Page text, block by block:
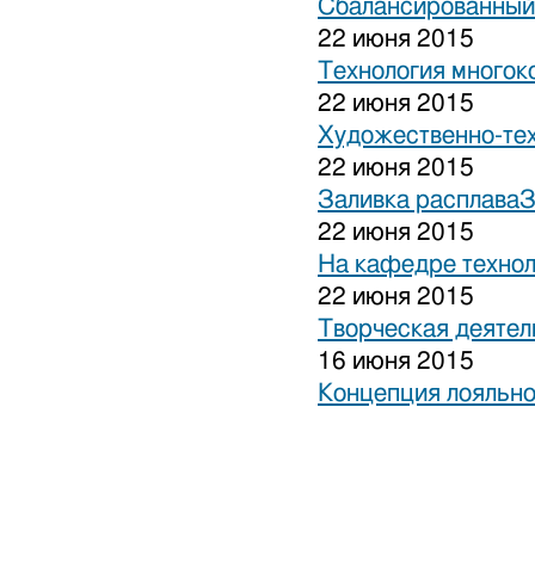
22 июня 2015
Технология
22 июня 2015
Художественно-
22 июня 2015
Заливка
22 июня 2015
На кафедре
22 июня 2015
Творческая
16 июня 2015
Концепция